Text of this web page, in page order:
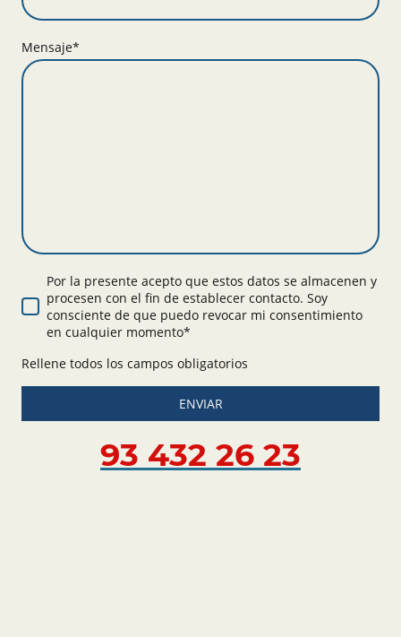
Mensaje*
Por la presente acepto que estos datos se almacenen y
procesen con el fin de establecer contacto. Soy
consciente de que puedo revocar mi consentimiento
en cualquier momento*
Rellene todos los campos obligatorios
ENVIAR
93 432 26 23